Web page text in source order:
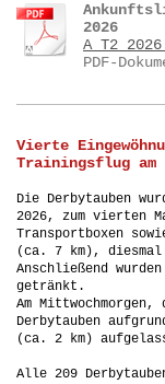
2026
PDF-
Vierte
Trainingsflug
Die Derbytauben
2026, zum vierten
Transportboxen
(ca. 7 km),
Anschließend
getränkt.
Am
Derbytauben
(ca. 2 km)
Alle 209